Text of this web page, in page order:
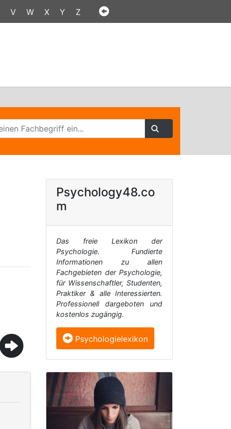
V W X Y Z
Psychology48.co
m
Das freie Lexikon der
Psychologie. Fundierte
Informationen zu allen
Fachgebieten der Psychologie,
für Wissenschaftler, Studenten,
Praktiker & alle Interessierten.
Professionell dargeboten und
kostenlos zugängig.
Psychologielexikon